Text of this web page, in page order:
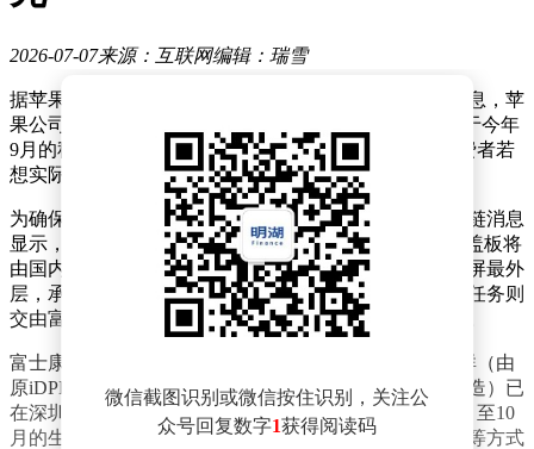
2026-07-07来源：互联网编辑：瑞雪
据苹果产业链资深分析师郭明錤最新披露的行业调研信息，苹
果公司首款折叠屏iPhone已进入量产筹备阶段，预计将于今年
9月的秋季新品发布会上揭开神秘面纱。不过，普通消费者若
想实际购买到这款新品，可能需等到2027年才能实现。
为确保产品顺利量产，苹果已启动多项准备工作。供应链消息
显示，折叠屏iPhone的核心部件——UTG超薄柔性玻璃盖板将
由国内企业蓝思科技独家供应。这种玻璃盖板位于折叠屏最外
层，承担着保护屏幕的重要功能。与此同时，整机组装任务则
交由富士康承担，目前该企业已全面进入投产筹备状态。
富士康内部人士透露，负责折叠屏iPhone组装的A事业群（由
原iDPBG与iDSBG合并而成，现专注于智能手机精密制造）已
在深圳龙华厂区展开大规模招聘。此次招聘主要针对7月至10
月的生产旺季，计划通过招募临时工、暑假工和小时工等方式
微信截图识别或微信按住识别，关注公
众号回复数字1获得阅读码